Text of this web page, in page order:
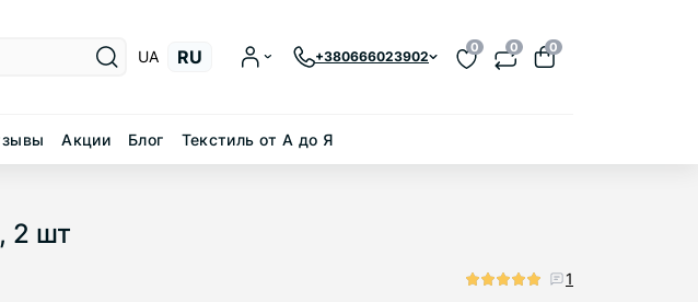
UA RU +380666023902
0 0 0
Акции Блог Текстиль от А до Я
2 шт
1